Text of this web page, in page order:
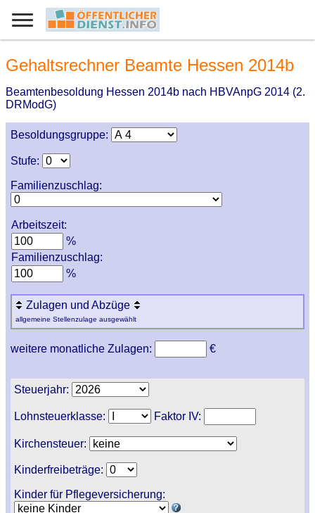
Gehaltsrechner Beamte Hessen 2014b
Beamtenbesoldung Hessen 2014b nach HBVAnpG 2014 (2.
DRModG)
Besoldungsgruppe:
Stufe:
Familienzuschlag:
Arbeitszeit:
%
Familienzuschlag:
%
Zulagen und Abzüge
allgemeine Stellenzulage ausgewählt
weitere monatliche Zulagen: €
Steuerjahr:
Lohnsteuerklasse: Faktor IV:
Kirchensteuer:
Kinderfreibeträge:
Kinder für Pflegeversicherung: